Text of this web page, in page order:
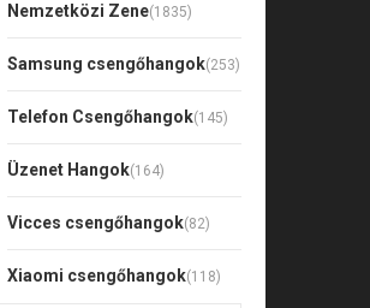
Nemzetközi Zene(1835)
Samsung csengőhangok(253)
Telefon Csengőhangok(145)
Üzenet Hangok(164)
Vicces csengőhangok(82)
Xiaomi csengőhangok(118)